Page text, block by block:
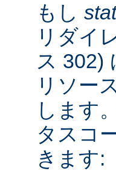
もし
リダイ
ス 302)
リソー
します。
タスコ
きます: